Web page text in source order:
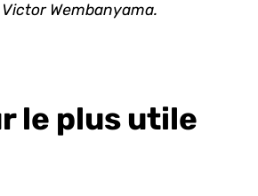
Wembanyama.
le plus utile